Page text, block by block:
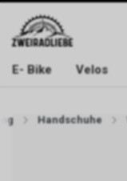
E- Bike Velos
Handschuhe